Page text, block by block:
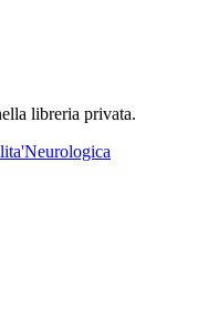
libreria privata.
Neurologica